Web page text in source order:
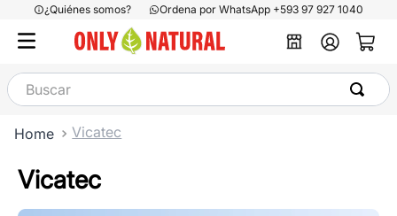
¿Quiénes somos? Ordena por WhatsApp +593 97 927 1040
Buscar
Vicatec
Vicatec